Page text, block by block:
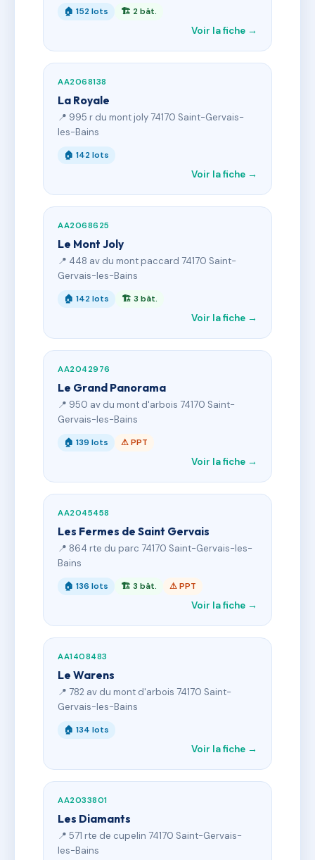
🏠 152 lots 🏗 2 bât.
Voir la fiche →
AA2068138
La Royale
📍 995 r du mont joly 74170 Saint-Gervais-
les-Bains
🏠 142 lots
Voir la fiche →
AA2068625
Le Mont Joly
📍 448 av du mont paccard 74170 Saint-
Gervais-les-Bains
🏠 142 lots 🏗 3 bât.
Voir la fiche →
AA2042976
Le Grand Panorama
📍 950 av du mont d'arbois 74170 Saint-
Gervais-les-Bains
🏠 139 lots ⚠ PPT
Voir la fiche →
AA2045458
Les Fermes de Saint Gervais
📍 864 rte du parc 74170 Saint-Gervais-les-
Bains
🏠 136 lots 🏗 3 bât. ⚠ PPT
Voir la fiche →
AA1408483
Le Warens
📍 782 av du mont d'arbois 74170 Saint-
Gervais-les-Bains
🏠 134 lots
Voir la fiche →
AA2033801
Les Diamants
📍 571 rte de cupelin 74170 Saint-Gervais-
les-Bains